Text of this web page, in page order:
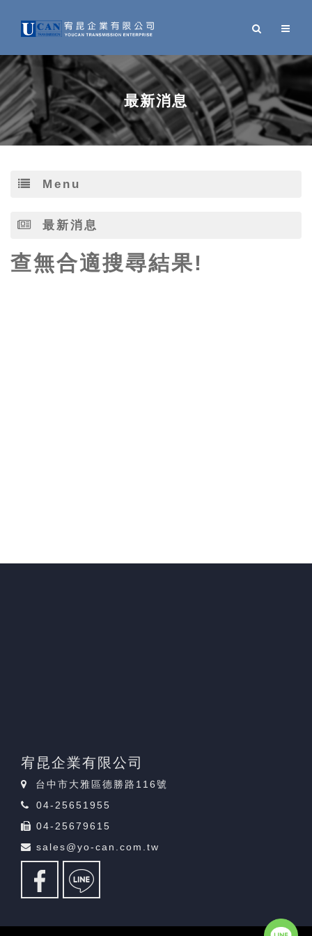
最新消息
Menu
最新消息
查無合適搜尋結果!
宥昆企業有限公司
台中市大雅區德勝路116號
04-25651955
04-25679615
sales@yo-can.com.tw